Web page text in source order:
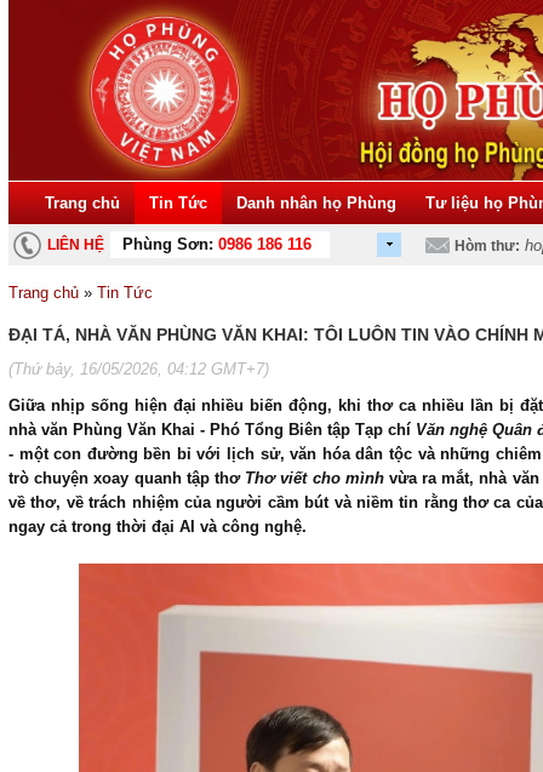
Trang chủ Tin Tức Danh nhân họ Phùng Tư liệu họ
LIÊN HỆ Phùng Sơn: 0986 186 116 Hòm thư:
Trang chủ » Tin Tức
ĐẠI TÁ, NHÀ VĂN PHÙNG VĂN KHAI: TÔI LUÔN TIN VÀO CHÍNH
(Thứ bảy, 16/05/2026, 04:12 GMT+7)
Giữa nhịp sống hiện đại nhiều biến động, khi thơ ca nhiều lần bị
nhà văn Phùng Văn Khai - Phó Tổng Biên tập Tạp chí Văn nghệ Quân
- một con đường bền bỉ với lịch sử, văn hóa dân tộc và những
trò chuyện xoay quanh tập thơ Thơ viết cho mình vừa ra mắt, nhà
về thơ, về trách nhiệm của người cầm bút và niềm tin rằng thơ ca
ngay cả trong thời đại AI và công nghệ.